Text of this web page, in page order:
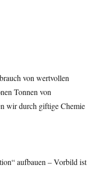
von wertvollen
Tonnen von
wir durch giftige Chemie
aufbauen – Vorbild ist